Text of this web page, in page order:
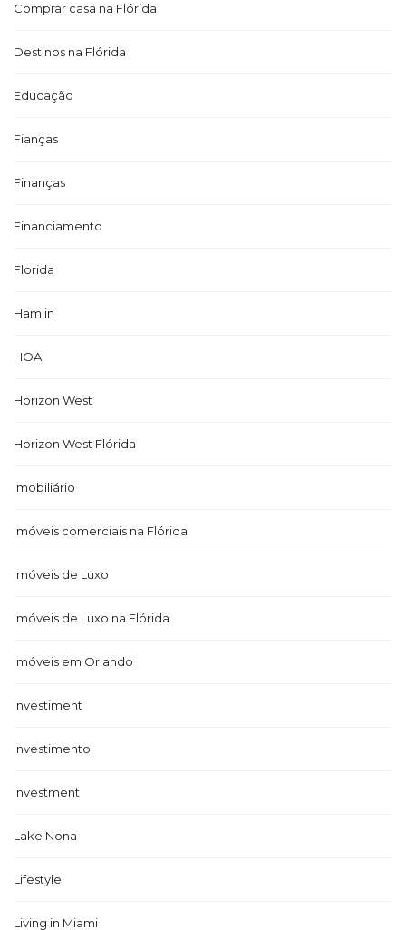
Comprar casa na Flórida
Destinos na Flórida
Educação
Fianças
Finanças
Financiamento
Florida
Hamlin
HOA
Horizon West
Horizon West Flórida
Imobiliário
Imóveis comerciais na Flórida
Imóveis de Luxo
Imóveis de Luxo na Flórida
Imóveis em Orlando
Investiment
Investimento
Investment
Lake Nona
Lifestyle
Living in Miami